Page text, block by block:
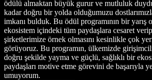
ödülü almaktan büyük gurur ve mutluluk
kadar doğru bir yolda olduğumuzu
imkanı bulduk. Bu ödül programının bir yarış
ekosistem içindeki tüm paydaşlara cesaret
şirketlerimize örnek olmasını kesinlikle çok
görüyoruz. Bu programın, ülkemizde
doğru şekilde yayma ve güçlü, sağlıklı bir
paydaşları motive etme görevini de başarıyla
umuyorum.